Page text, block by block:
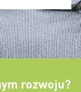
rozwoju?